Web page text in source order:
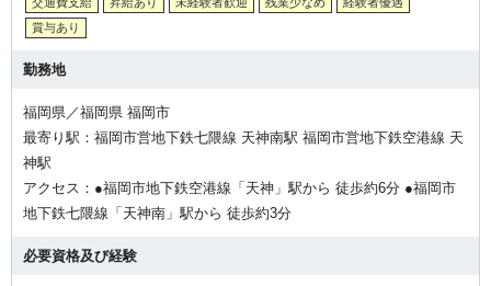
賞与あり
勤務地
福岡県／福岡県 福岡市
最寄り駅：福岡市営地下鉄七隈線 天神南駅 福岡市営地下鉄空港線 天
神駅
アクセス：●福岡市地下鉄空港線「天神」駅から 徒歩約6分 ●福岡市
地下鉄七隈線「天神南」駅から 徒歩約3分
必要資格及び経験